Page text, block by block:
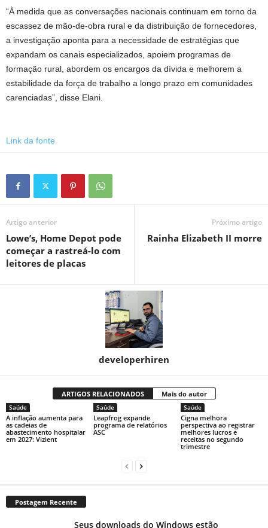
“À medida que as conversações nacionais continuam em torno da
escassez de mão-de-obra rural e da distribuição de fornecedores,
a investigação aponta para a necessidade de estratégias que
expandam os canais especializados, apoiem programas de
formação rural, abordem os encargos da dívida e melhorem a
estabilidade da força de trabalho a longo prazo em comunidades
carenciadas”, disse Elani.
Link da fonte
Artigo anterior
Lowe’s, Home Depot pode
começar a rastreá-lo com
leitores de placas
Próximo artigo
Rainha Elizabeth II morre
developerhiren
ARTIGOS RELACIONADOS Mais do autor
Saúde
A inflação aumenta para
as cadeias de
abastecimento hospitalar
em 2027: Vizient
Saúde
Leapfrog expande
programa de relatórios
ASC
Saúde
Cigna melhora
perspectiva ao registrar
melhores lucros e
receitas no segundo
trimestre
Postagem Recente
Seus downloads do Windows estão